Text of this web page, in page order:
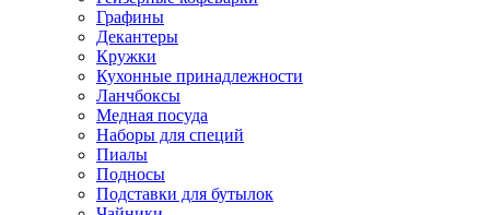
Графины
Декантеры
Кружки
Кухонные принадлежности
Ланчбоксы
Медная посуда
Наборы для специй
Пиалы
Подносы
Подставки для бутылок